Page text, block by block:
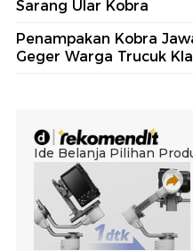
Sarang Ular Kobra
Penampakan Kobra
Geger Warga Trucuk